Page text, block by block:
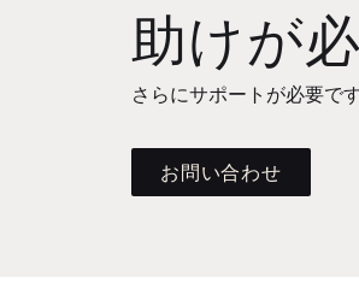
助けが
さらにサポートが必要で
お問い合わせ